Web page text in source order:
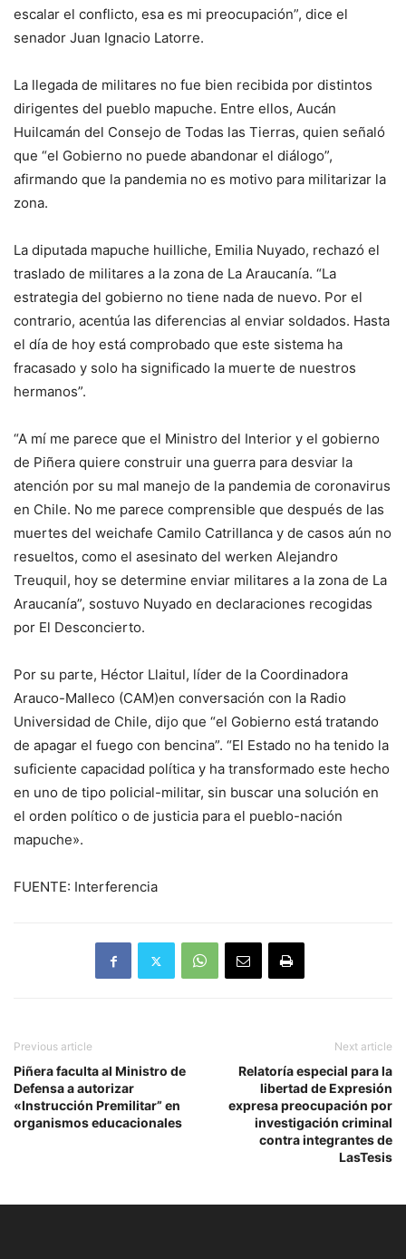
escalar el conflicto, esa es mi preocupación”, dice el
senador Juan Ignacio Latorre.
La llegada de militares no fue bien recibida por distintos
dirigentes del pueblo mapuche. Entre ellos, Aucán
Huilcamán del Consejo de Todas las Tierras, quien señaló
que “el Gobierno no puede abandonar el diálogo”,
afirmando que la pandemia no es motivo para militarizar la
zona.
La diputada mapuche huilliche, Emilia Nuyado, rechazó el
traslado de militares a la zona de La Araucanía. “La
estrategia del gobierno no tiene nada de nuevo. Por el
contrario, acentúa las diferencias al enviar soldados. Hasta
el día de hoy está comprobado que este sistema ha
fracasado y solo ha significado la muerte de nuestros
hermanos”.
“A mí me parece que el Ministro del Interior y el gobierno
de Piñera quiere construir una guerra para desviar la
atención por su mal manejo de la pandemia de coronavirus
en Chile. No me parece comprensible que después de las
muertes del weichafe Camilo Catrillanca y de casos aún no
resueltos, como el asesinato del werken Alejandro
Treuquil, hoy se determine enviar militares a la zona de La
Araucanía”, sostuvo Nuyado en declaraciones recogidas
por El Desconcierto.
Por su parte, Héctor Llaitul, líder de la Coordinadora
Arauco-Malleco (CAM)en conversación con la Radio
Universidad de Chile, dijo que “el Gobierno está tratando
de apagar el fuego con bencina”. “El Estado no ha tenido la
suficiente capacidad política y ha transformado este hecho
en uno de tipo policial-militar, sin buscar una solución en
el orden político o de justicia para el pueblo-nación
mapuche».
FUENTE: Interferencia
Previous article
Piñera faculta al Ministro de
Defensa a autorizar
«Instrucción Premilitar” en
organismos educacionales
Next article
Relatoría especial para la
libertad de Expresión
expresa preocupación por
investigación criminal
contra integrantes de
LasTesis